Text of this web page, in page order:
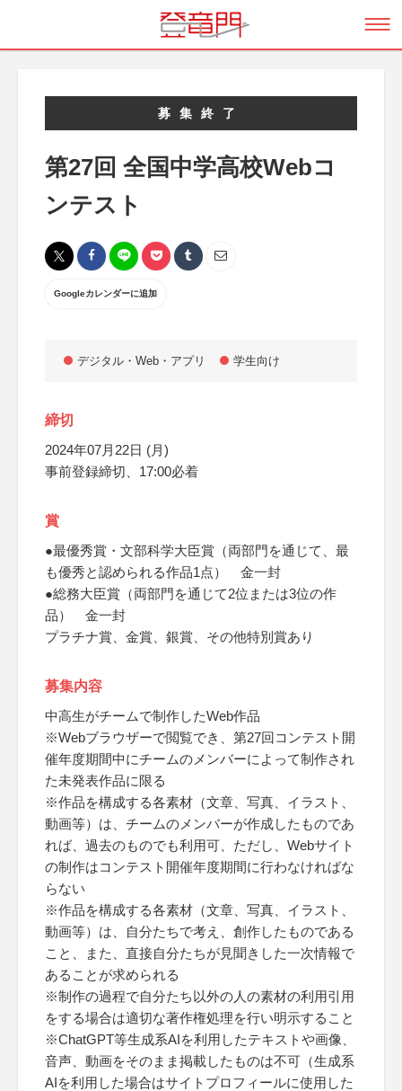
募集終了
第27回 全国中学高校Webコ
ンテスト
Googleカレンダーに追加
デジタル・Web・アプリ 学生向け
締切
2024年07月22日 (月)
事前登録締切、17:00必着
賞
●最優秀賞・文部科学大臣賞（両部門を通じて、最
も優秀と認められる作品1点） 金一封
●総務大臣賞（両部門を通じて2位または3位の作
品） 金一封
プラチナ賞、金賞、銀賞、その他特別賞あり
募集内容
中高生がチームで制作したWeb作品
※Webブラウザーで閲覧でき、第27回コンテスト開
催年度期間中にチームのメンバーによって制作され
た未発表作品に限る
※作品を構成する各素材（文章、写真、イラスト、
動画等）は、チームのメンバーが作成したものであ
れば、過去のものでも利用可、ただし、Webサイト
の制作はコンテスト開催年度期間に行わなければな
らない
※作品を構成する各素材（文章、写真、イラスト、
動画等）は、自分たちで考え、創作したものである
こと、また、直接自分たちが見聞きした一次情報で
あることが求められる
※制作の過程で自分たち以外の人の素材の利用引用
をする場合は適切な著作権処理を行い明示すること
※ChatGPT等生成系AIを利用したテキストや画像、
音声、動画をそのまま掲載したものは不可（生成系
AIを利用した場合はサイトプロフィールに使用した